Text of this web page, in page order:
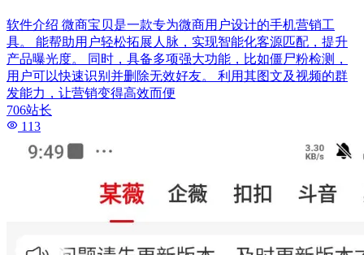
软件介绍 微商宝贝是一款专为微商用户设计的手机营销工
具。 能帮助用户轻松拓展人脉，实现智能化客源匹配，提升
产品曝光度。 同时，具备多项强大功能，比如僵尸粉检测，
用户可以快速识别并删除无效好友。 利用其图文及视频的群
发能力，让营销变得高效而便
706站长
113